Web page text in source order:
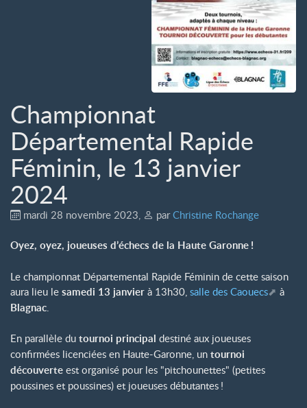
Championnat
Départemental Rapide
Féminin, le 13 janvier
2024
mardi 28 novembre 2023 parChristine Rochange
Oyez, oyez, joueuses d’échecs de la Haute Garonne!
Le championnat Départemental Rapide Féminin de cette saison
aura lieu le samedi 13 janvier à 13h30, salle des Caouecs à
Blagnac
En parallèle du tournoi principal destiné aux joueuses
confirmées licenciées en Haute-Garonne, un tournoi
découverte est organisé pour les "pitchounettes" (petites
poussines et poussines) et joueuses débutantes !